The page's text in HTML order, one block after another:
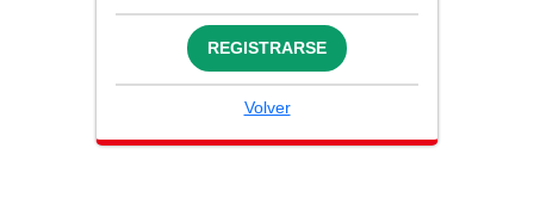
REGISTRARSE
Volver